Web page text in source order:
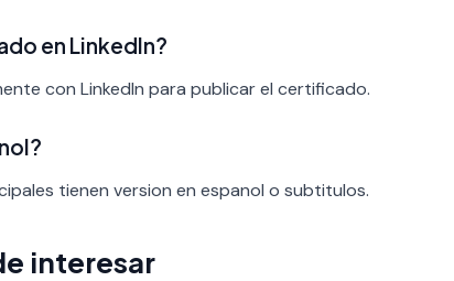
en LinkedIn?
con LinkedIn para publicar el certificado.
tienen version en espanol o subtitulos.
interesar